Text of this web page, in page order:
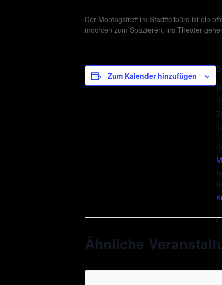
Der Montagstreff im Stadtteilbüro ist ein
möchten zum Spazieren, ins Theater
Zum Kalender hinzufügen
n:
Ähnliche